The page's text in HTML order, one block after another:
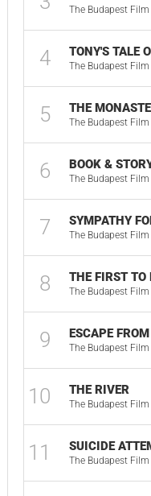
The Budapest
4 TONY'S TALE
The Budapest
5 THE
The Budapest
6 BOOK &
The Budapest
7 SYMPATHY
The Budapest
8 THE FIRST TO
The Budapest
9 ESCAPE
The Budapest
10 THE RIVER
The Budapest
11 SUICIDE
The Budapest